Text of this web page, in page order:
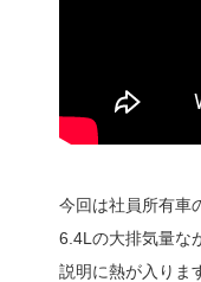
今回は社員所有車
6.4Lの大排気量な
説明に熱が入りま